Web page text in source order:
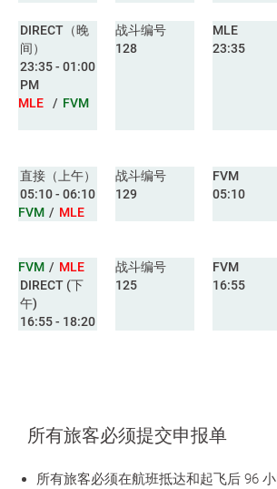
DIRECT（晚
间）
23:35 - 01:00
PM
MLE
/ FVM
战斗编号
128
MLE
23:35
直接（上午）
05:10 - 06:10
FVM / MLE
战斗编号
129
FVM
05:10
FVM / MLE
DIRECT (下
午)
16:55 - 18:20
战斗编号
125
FVM
16:55
所有旅客必须提交申报单
所有旅客必须在航班抵达和起飞后 96 小